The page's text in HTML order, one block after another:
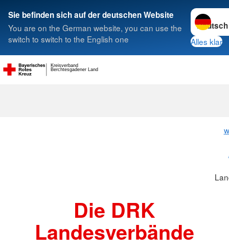
Sie befinden sich auf der deutschen Website
You are on the German website, you can use the
switch to switch to the English one
Sprache
Alles klar
Berchtesgadener Land
Kreisverband
Suche
Die DRK
Landesverbände